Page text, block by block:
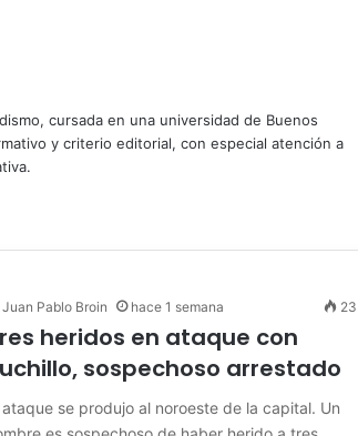
cursada en una universidad de Buenos
y criterio editorial, con especial atención a
Juan Pablo Broin hace 1 semana 23
heridos en ataque con
sospechoso arrestado
ataque se produjo al noroeste de la capital. Un